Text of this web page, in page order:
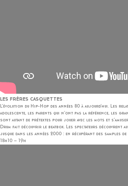
LES FRÈRES CASQUETTES
L’évolution du Hip-Hop des années 80 à aujourd’hui. Les
adolescente, les parents qui n’ont pas la référence, les
sont autant de prétextes pour jouer avec les mots et
Drum fait découvrir le beatbox. Les spectateurs découvrent
jusque dans les années 2000 : en récupérant des samples de
18h10 – 19h